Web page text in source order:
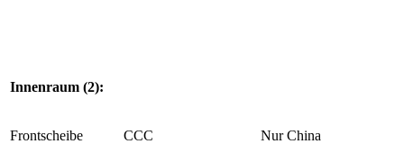
Innenraum (2):
Frontscheibe CCC Nur China